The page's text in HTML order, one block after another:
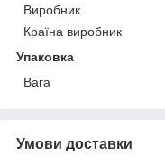
Виробник
Країна виробник
Упаковка
Вага
Умови доставки